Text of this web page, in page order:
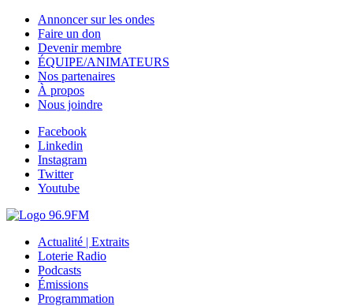
Annoncer sur les ondes
Faire un don
Devenir membre
ÉQUIPE/ANIMATEURS
Nos partenaires
À propos
Nous joindre
Facebook
Linkedin
Instagram
Twitter
Youtube
Actualité | Extraits
Loterie Radio
Podcasts
Émissions
Programmation